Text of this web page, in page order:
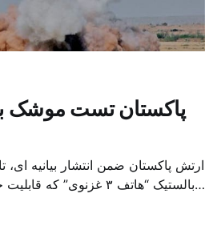
پاکستان تست موشک
ارتش پاکستان ضمن انتشار بیانیه
بالستیک “هاتف ۳ غزنوی”
نیز دارد، رو زسه شنبه انجام شد و
ارتش پاکستان محل این آزمایش ذکر